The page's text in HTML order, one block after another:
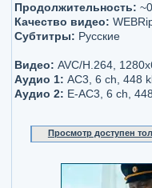
Продолжительность:
Качество видео:
Субтитры: Русские
Видео: AVC/H.264,
Аудио 1: AC3, 6 ch, 448
Аудио 2: E-AC3, 6 ch,
Просмотр доступен